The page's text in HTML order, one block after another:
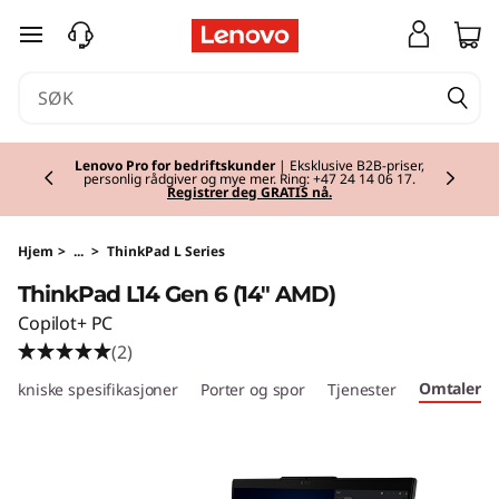
T
k
P
a
d
L
gå til hovedinnhold
Lenovo Pro for bedriftskunder| Eksklusive B2B-priser,
personlig rådgiver og mye mer. Ring: +47 24 14 06 17.
Registrer deg GRATIS nå.
Currently displaying item 2 of 2
Hjem > ... > ThinkPad L Series
ThinkPad L14 Gen 6 (14" AMD)
Copilot+ PC
(2)
Tekniske spesifikasjoner Porter og spor Tjenester Omtaler